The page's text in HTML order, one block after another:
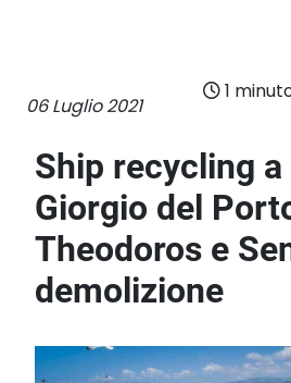
06 Luglio 2021
1
Ship recycling a
Giorgio del
Theodoros e
demolizione